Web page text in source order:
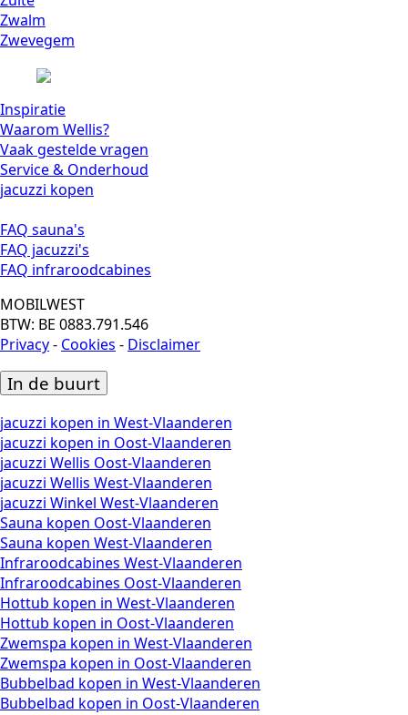
Zwalm
Zwevegem
Inspiratie
Waarom Wellis?
Vaak gestelde vragen
Service & Onderhoud
jacuzzi kopen
FAQ sauna's
FAQ jacuzzi's
FAQ infraroodcabines
MOBILWEST
BTW: BE 0883.791.546
Privacy- Cookies - Disclaimer
In de buurt
jacuzzi kopen in West-Vlaanderen
jacuzzi kopen in Oost-Vlaanderen
jacuzzi Wellis Oost-Vlaanderen
jacuzzi Wellis West-Vlaanderen
jacuzzi Winkel West-Vlaanderen
Sauna kopen Oost-Vlaanderen
Sauna kopen West-Vlaanderen
Infraroodcabines West-Vlaanderen
Infraroodcabines Oost-Vlaanderen
Hottub kopen in West-Vlaanderen
Hottub kopen in Oost-Vlaanderen
Zwemspa kopen in West-Vlaanderen
Zwemspa kopen in Oost-Vlaanderen
Bubbelbad kopen in West-Vlaanderen
Bubbelbad kopen in Oost-Vlaanderen